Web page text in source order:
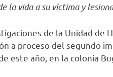
la vida a su víctima y
de la Unidad de
a proceso del segundo
este año, en la colonia